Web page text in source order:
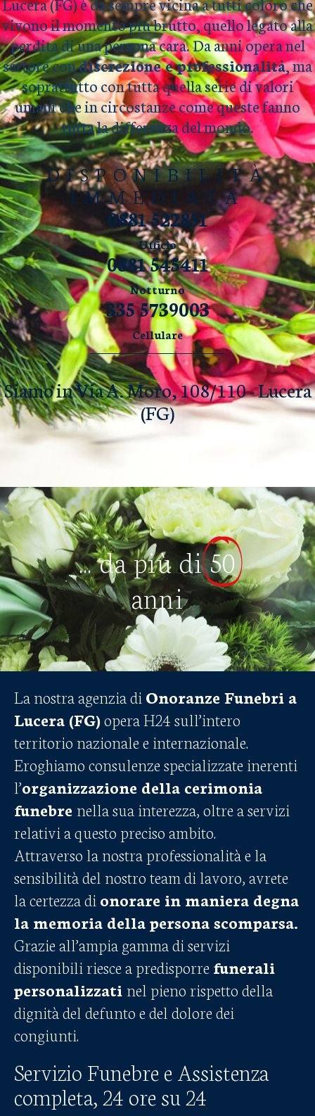
vivono il momento più brutto, quello legato alla
perdita di una persona cara. Da anni opera nel
settore condiscrezione e professionalità, ma
soprattutto con tutta quella serie di valori
umani che in circostanze come queste fanno
tutta la differenza del mondo.
DISPONIBILITÀ
IMMEDIATA
0881 522851
Ufficio
0881 545411
Notturno
335 5739003
Cellulare
Siamo in Via A. Moro, 108/110 - Lucera
(FG)
... da più di50
anni
La nostra agenzia di Onoranze Funebri a
Lucera (FG)opera H24 sull’intero
territorio nazionale e internazionale.
Eroghiamo consulenze specializzate inerenti
l’organizzazione della cerimonia
funebre nella sua interezza, oltre a servizi
relativi a questo preciso ambito.
Attraverso la nostra professionalità e la
sensibilità del nostro team di lavoro, avrete
la certezza di onorare in maniera degna
la memoria della persona scomparsa.
Grazie all’ampia gamma di servizi
disponibili riesce a predisporrefunerali
personalizzati nel pieno rispetto della
dignità del defunto e del dolore dei
congiunti.
Servizio Funebre e Assistenza
completa, 24 ore su 24